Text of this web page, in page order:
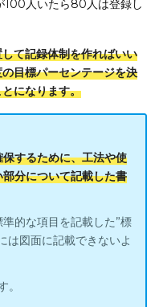
100人いたら80人は登録し
て記録体制を作ればいい
目標パーセンテージを決
になります。
するために、工法や使
分について記載した書
的な項目を記載した”標
は図面に記載できないよ